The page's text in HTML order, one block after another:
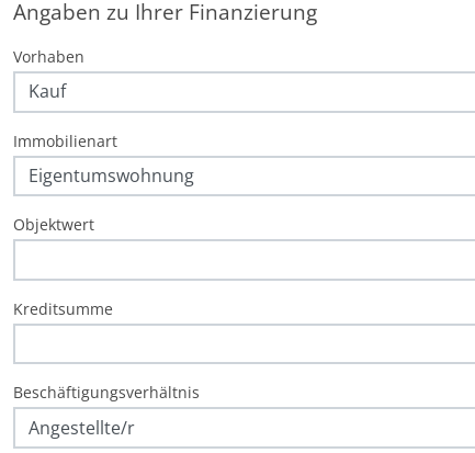
Angaben zu Ihrer Finanzierung
Vorhaben
Immobilienart
Objektwert
Kreditsumme
Beschäftigungsverhältnis